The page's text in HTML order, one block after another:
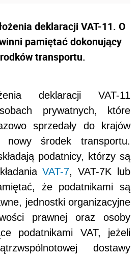
deklaracji VAT-11. O
pamiętać dokonujący
transportu.
deklaracji VAT-11
prywatnych, które
sprzedały do krajów
nowy środek transportu.
podatnicy, którzy są
VAT-7, VAT-7K lub
że podatnikami są
jednostki organizacyjne
prawnej oraz osoby
podatnikami VAT, jeżeli
dostawy